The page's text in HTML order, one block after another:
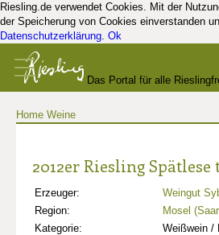
Riesling.de verwendet Cookies. Mit der
der Speicherung von Cookies einverstanden
Datenschutzerklärung. Ok
Das Portal für alle
Home Weine
2012er Riesling Spätlese
Erzeuger:
Weingut
Region:
Mosel
Kategorie:
Weißwein /